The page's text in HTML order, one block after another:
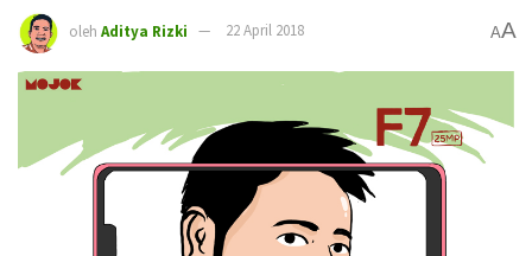
oleh Aditya Rizki 22 April 2018 AA